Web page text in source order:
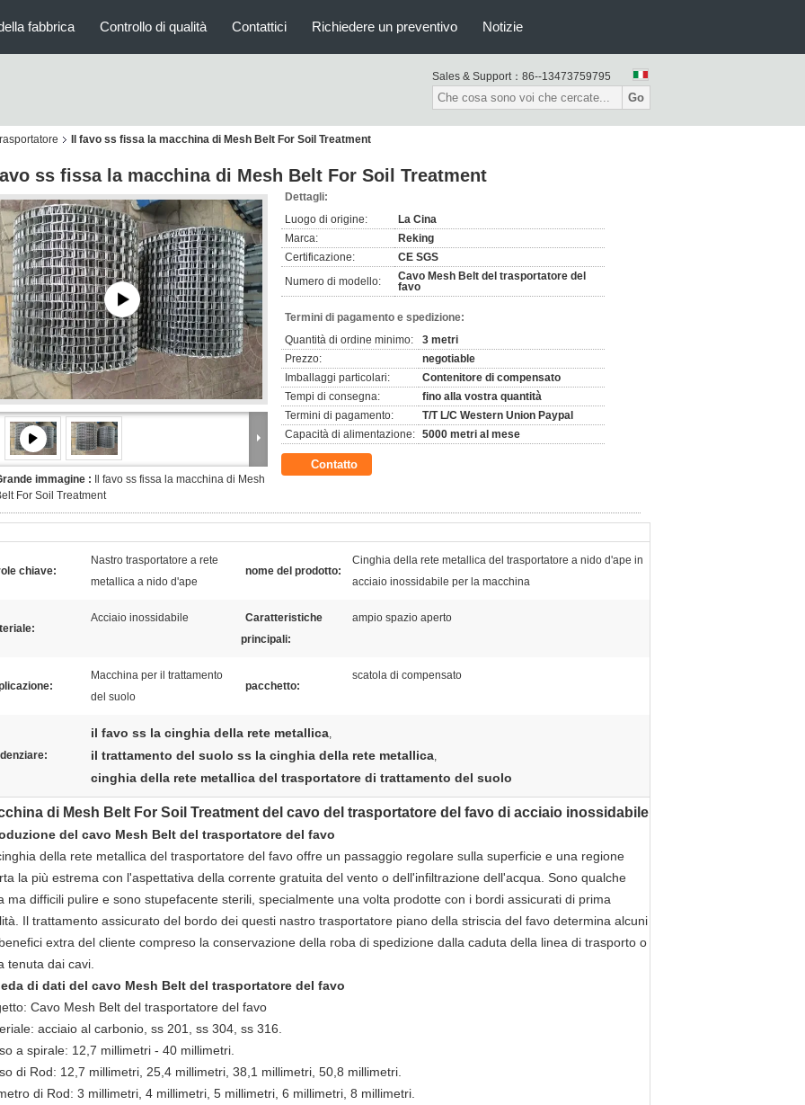
fabbrica Controllo di qualità Contattici Richiedere un preventivo Notizie
Sales & Support： 86--13473759795
Go
Il favo ss fissa la macchina di Mesh Belt For Soil Treatment
ss fissa la macchina di Mesh Belt For Soil Treatment
immagine :
Il favo ss fissa la macchina di Mesh
For Soil Treatment
Dettagli:
Luogo di origine:
La Cina
Marca:
Reking
Certificazione:
CE SGS
Numero di modello:
Cavo Mesh Belt del trasportatore del
favo
Termini di pagamento e spedizione:
Quantità di ordine minimo:
3 metri
Prezzo:
negotiable
Imballaggi particolari:
Contenitore di compensato
Tempi di consegna:
fino alla vostra quantità
Termini di pagamento:
T/T L/C Western Union Paypal
Capacità di alimentazione: 5000 metri al mese
Contatto
chiave:
Nastro trasportatore a rete
metallica a nido d'ape
nome del prodotto:
Cinghia della rete metallica del trasportatore a nido d'ape in
acciaio inossidabile per la macchina
Acciaio inossidabile
Caratteristiche
principali:
ampio spazio aperto
Macchina per il trattamento
del suolo
pacchetto:
scatola di compensato
il favo ss la cinghia della rete metallica,
il trattamento del suolo ss la cinghia della rete metallica,
cinghia della rete metallica del trasportatore di trattamento del suolo
di Mesh Belt For Soil Treatment del cavo del trasportatore del favo di acciaio inossidabile
del cavo Mesh Belt del trasportatore del favo
della rete metallica del trasportatore del favo offre un passaggio regolare sulla superficie e una regione
la più estrema con l'aspettativa della corrente gratuita del vento o dell'infiltrazione dell'acqua. Sono qualche
ma difficili pulire e sono stupefacente sterili, specialmente una volta prodotte con i bordi assicurati di prima
Il trattamento assicurato del bordo dei questi nastro trasportatore piano della striscia del favo determina alcuni
extra del cliente compreso la conservazione della roba di spedizione dalla caduta della linea di trasporto o
tenuta dai cavi.
di dati del cavo Mesh Belt del trasportatore del favo
Cavo Mesh Belt del trasportatore del favo
acciaio al carbonio, ss 201, ss 304, ss 316.
a spirale: 12,7 millimetri - 40 millimetri.
di Rod: 12,7 millimetri, 25,4 millimetri, 38,1 millimetri, 50,8 millimetri.
di Rod: 3 millimetri, 4 millimetri, 5 millimetri, 6 millimetri, 8 millimetri.